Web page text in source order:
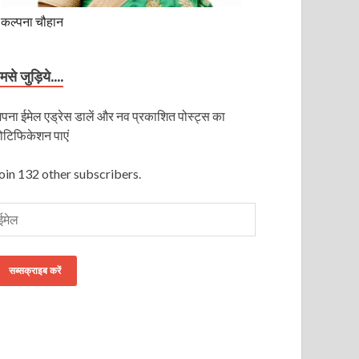
कल्पना चौहान
जुड़िये....
ईमेल एड्रेस डालें और नव प्रकाशित पोस्ट्स का
पाएं
132 other subscribers.
सब्सक्राइब करें